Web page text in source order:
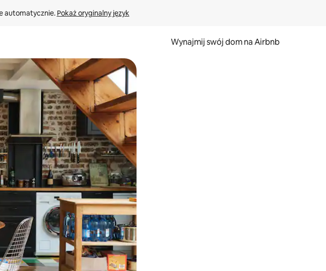
automatycznie. Pokaż oryginalny język
Wynajmij swój dom na Airbnb
i w dół lub przeglądać je za pomocą gestów dotykowych lub przesuwania.